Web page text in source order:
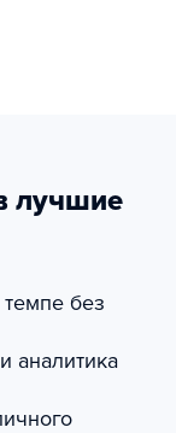
лучшие
без
аналитика